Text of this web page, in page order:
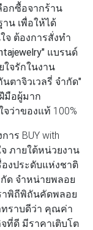
อกซื้อจากร้าน
น เพื่อให้ได้
ต้องการสั่งทำ
แบรนด์
จรักในงาน
ตาจิวเวลรี่ จำกัด"
มือผู้มาก
ว่าของแท้ 100%
าร BUY with
จ ภายใต้หน่วยงาน
งประดับแห่งชาติ
ด จำหน่ายพลอย
าพิถีพิถันคัดพลอย
ทราบดีว่า คุณค่า
ดี มีราคาเติบโต